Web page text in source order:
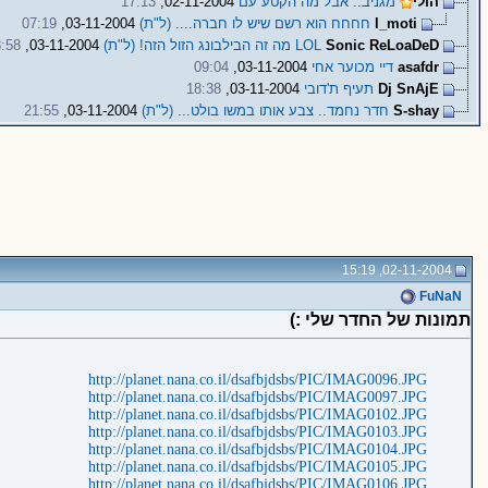
l_moti
חחחח הוא רשם שיש לו חברה.... (ל"ת)03-11-2004,
07:19
Sonic ReLoaDeD LOL מה זה הבילבונג הזול הזה! (ל"ת) 03-11-2004,
asafdr דיי מכוער אחי
09:04
Dj SnAjE תעיף ת'דובי
18:38
S-shay חדר נחמד.. צבע אותו במשו בולט... (ל"ת)03-11-2004,
21:55
02-11-2004, 15:19
FuNaN
תמונות של החדר שלי :)
http://planet.nana.co.il/dsafbjdsbs/PIC/IMAG0096.JPG
http://planet.nana.co.il/dsafbjdsbs/PIC/IMAG0097.JPG
http://planet.nana.co.il/dsafbjdsbs/PIC/IMAG0102.JPG
http://planet.nana.co.il/dsafbjdsbs/PIC/IMAG0103.JPG
http://planet.nana.co.il/dsafbjdsbs/PIC/IMAG0104.JPG
http://planet.nana.co.il/dsafbjdsbs/PIC/IMAG0105.JPG
http://planet.nana.co.il/dsafbjdsbs/PIC/IMAG0106.JPG